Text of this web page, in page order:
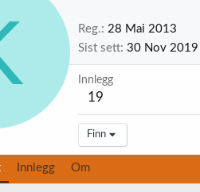
Reg. 28 Mai 2013
Sist sett 30 Nov 2019
Innlegg
19
Finn
Innlegg Om